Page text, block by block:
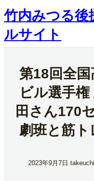
内
容
ス
キ
竹内みつる後
ルサイト
第18回全
ビル選手
田さん170
劇班と筋ト
2023年9月7日